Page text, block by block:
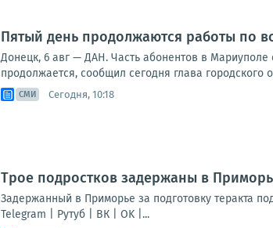
Пятый день продолжаются работы по
Донецк, 6 авг — ДАН. Часть абонентов в Мариуполе
продолжается, сообщил сегодня глава городского
СМИ Сегодня, 10:18
Трое подростков задержаны в
Задержанный в Приморье за подготовку теракта
Telegram | Рутуб | ВК | OK |...